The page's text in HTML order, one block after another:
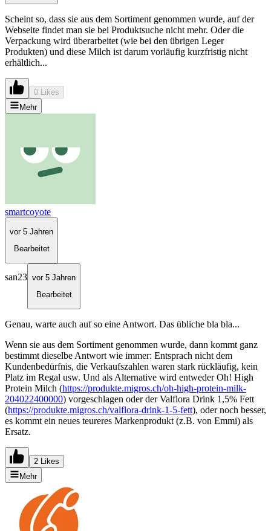
Scheint so, dass sie aus dem Sortiment genommen wurde, auf der
Webseite findet man sie bei Produktsuche nicht mehr. Oder die
Verpackung wird überarbeitet (wie bei den übrigen Leger
Produkten) und diese Milch ist darum vorläufig kurzfristig nicht
erhältlich...
0 Likes
Mehr
smartcoyote
vor 5 Jahren
Bearbeitet
san23 vor 5 Jahren
Bearbeitet
Genau, warte auch auf so eine Antwort. Das übliche bla bla...
Wenn sie aus dem Sortiment genommen wurde, dann kommt ganz
bestimmt dieselbe Antwort wie immer: Entsprach nicht dem
Kundenbedürfnis, die Verkaufszahlen waren stark rückläufig, kein
Platz im Regal usw. Und als Alternative wird entweder Oh! High
Protein Milch (https://produkte.migros.ch/oh-high-protein-milk-
204022400000) vorgeschlagen oder der Valflora Drink 1,5% Fett
(https://produkte.migros.ch/valflora-drink-1-5-fett), oder noch besser,
es kommt ein neues teureres Markenprodukt (z.B. von Emmi) als
Ersatz.
2 Likes
Mehr